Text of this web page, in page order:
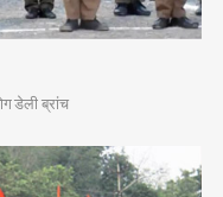
डेली ब्रांच